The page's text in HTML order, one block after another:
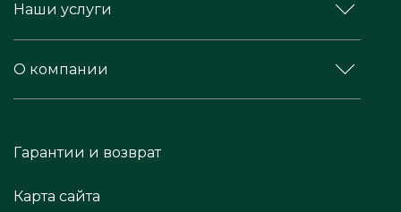
Наши услуги
О компании
Гарантии и возврат
Карта сайта